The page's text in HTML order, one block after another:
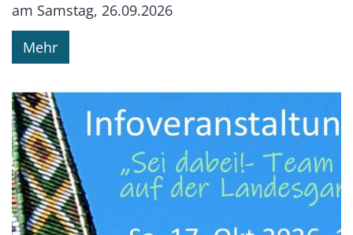
am Samstag, 26.09.2026
Mehr